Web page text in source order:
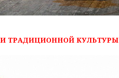
ТРАДИЦИОННОЙ КУЛЬТУРЫ